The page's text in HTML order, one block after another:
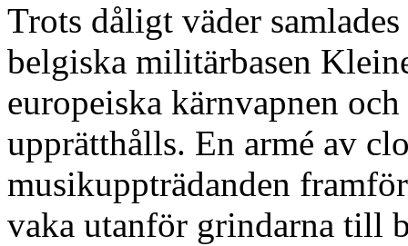
Trots dåligt väder
belgiska militärbasen
europeiska kärnvapnen
upprätthålls. En armé av
musikuppträdanden
vaka utanför grindarna till